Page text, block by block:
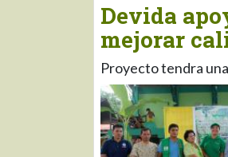
Devida
mejorar
Proyecto tendra